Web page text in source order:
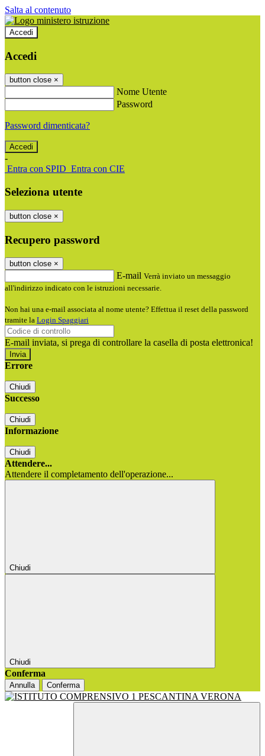
Salta al contenuto
Accedi
Accedi
button close ×
Nome Utente
Password
Password dimenticata?
-
Entra con SPID Entra con CIE
Seleziona utente
button close ×
Recupero password
button close ×
E-mail Verrà inviato un messaggio
all'indirizzo indicato con le istruzioni necessarie.
Non hai una e-mail associata al nome utente? Effettua il reset della password
tramite la Login Spaggiari
E-mail inviata, si prega di controllare la casella di posta elettronica!
Errore
Chiudi
Successo
Chiudi
Informazione
Chiudi
Attendere...
Attendere il completamento dell'operazione...
Chiudi
Chiudi
Conferma
Annulla Conferma